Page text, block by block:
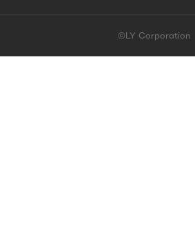
©LY Corporation
このコンテンツは掲載が終了しました